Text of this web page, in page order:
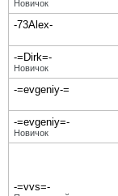
Новичок
-73Alex-
-=Dirk=-
Новичок
-=evgeniy-=
-=evgeniy=-
Новичок
-=vvs=-